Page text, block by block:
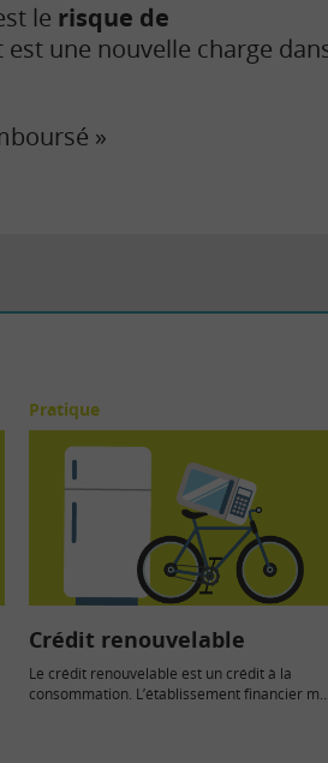
le risque de
une nouvelle charge
»
Pratique
Crédit renouvelable
Le crédit renouvelable est un crédit à la
consommation. L’établissement financier